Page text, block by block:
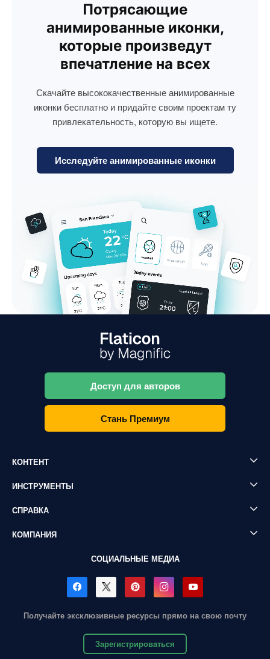
Потрясающие
анимированные иконки,
которые произведут
впечатление на всех
Скачайте высококачественные анимированные
иконки бесплатно и придайте своим проектам ту
привлекательность, которую вы ищете.
Исследуйте анимированные иконки
Доступ для авторов
Стань Премиум
КОНТЕНТ
ИНСТРУМЕНТЫ
СПРАВКА
КОМПАНИЯ
СОЦИАЛЬНЫЕ МЕДИА
Получайте эксклюзивные ресурсы прямо на свою почту
Зарегистрироваться